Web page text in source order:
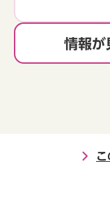
情報が